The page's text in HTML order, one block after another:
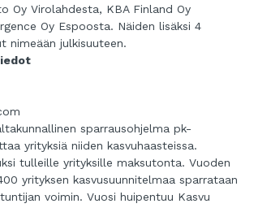
Oy Virolahdesta, KBA Finland Oy
Oy Espoosta. Näiden lisäksi 4
nimeään julkisuuteen.
sparrausohjelma pk-
yrityksiä niiden kasvuhaasteissa.
tulleille yrityksille maksutonta. Vuoden
yrityksen kasvusuunnitelmaa sparrataan
voimin. Vuosi huipentuu Kasvu